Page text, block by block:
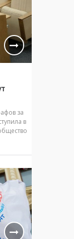
за
в